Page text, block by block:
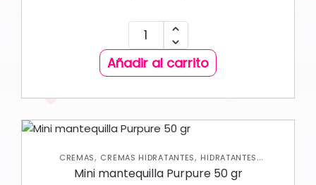
Añadir al carrito
CREMAS, CREMAS HIDRATANTES, HIDRATANTES
CORPORALES, NUEVA COLECCIÓN,SKIN CARE CORPORAL
Mini mantequilla Purpure 50 gr